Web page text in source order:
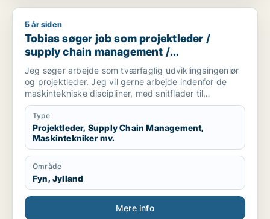
Tobias søger job som projektleder / supply chain
5 år siden
Tobias søger job som projektleder /
supply chain management /
maskintekniker / maskiningeniør / forsker
Jeg søger arbejde som tværfaglig udviklingsingeniør
og projektleder. Jeg vil gerne arbejde indenfor de
maskintekniske discipliner, med snitflader til
mekatronik, automation, robotteknologi, energi og
indeklima og medica/Bioteknologi.
Type
Projektleder, Supply Chain Management,
Maskintekniker mv.
Område
Fyn, Jylland
Mere info